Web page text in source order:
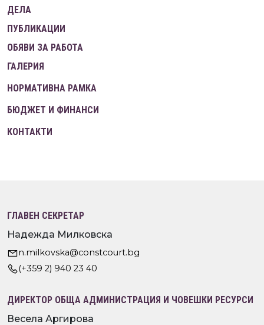
ДЕЛА
ПУБЛИКАЦИИ
ОБЯВИ ЗА РАБОТА
ГАЛЕРИЯ
НОРМАТИВНА РАМКА
БЮДЖЕТ И ФИНАНСИ
КОНТАКТИ
ГЛАВЕН СЕКРЕТАР
Надежда Милковска
n.milkovska@constcourt.bg
(+359 2) 940 23 40
ДИРЕКТОР ОБЩА АДМИНИСТРАЦИЯ И ЧОВЕШКИ РЕСУРСИ
Весела Аргирова